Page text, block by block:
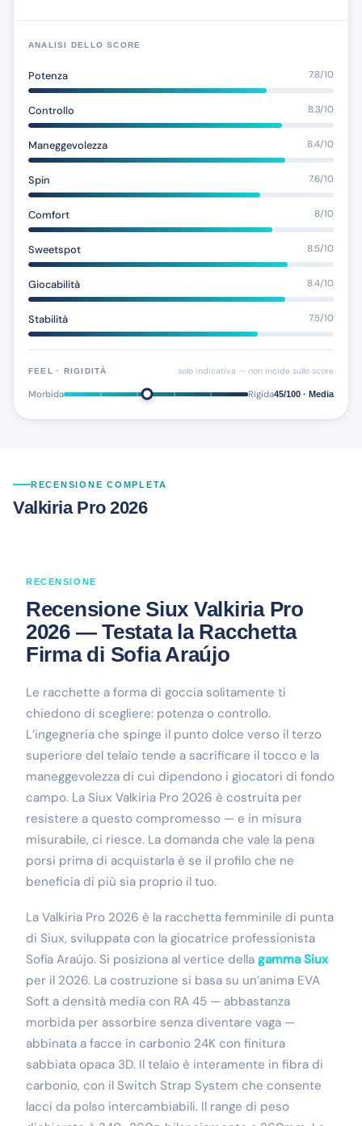
ANALISI DELLO SCORE
Potenza 7.8/10
Controllo 8.3/10
Maneggevolezza 8.4/10
Spin 7.6/10
Comfort 8/10
Sweetspot 8.5/10
Giocabilità 8.4/10
Stabilità 7.5/10
FEEL · RIGIDITÀ solo indicativa — non incide sullo score
Morbida Rigida45/100 · Media
RECENSIONE COMPLETA
Valkiria Pro 2026
RECENSIONE
Recensione Siux Valkiria Pro
2026 — Testata la Racchetta
Firma di Sofia Araújo
Le racchette a forma di goccia solitamente ti
chiedono di scegliere: potenza o controllo.
L’ingegneria che spinge il punto dolce verso il terzo
superiore del telaio tende a sacrificare il tocco e la
maneggevolezza di cui dipendono i giocatori di fondo
campo. La Siux Valkiria Pro 2026 è costruita per
resistere a questo compromesso — e in misura
misurabile, ci riesce. La domanda che vale la pena
porsi prima di acquistarla è se il profilo che ne
beneficia di più sia proprio il tuo.
La Valkiria Pro 2026 è la racchetta femminile di punta
di Siux, sviluppata con la giocatrice professionista
Sofía Araújo. Si posiziona al vertice della gamma Siux
per il 2026. La costruzione si basa su un’anima EVA
Soft a densità media con RA 45 — abbastanza
morbida per assorbire senza diventare vaga —
abbinata a facce in carbonio 24K con finitura
sabbiata opaca 3D. Il telaio è interamente in fibra di
carbonio, con il Switch Strap System che consente
lacci da polso intercambiabili. Il range di peso